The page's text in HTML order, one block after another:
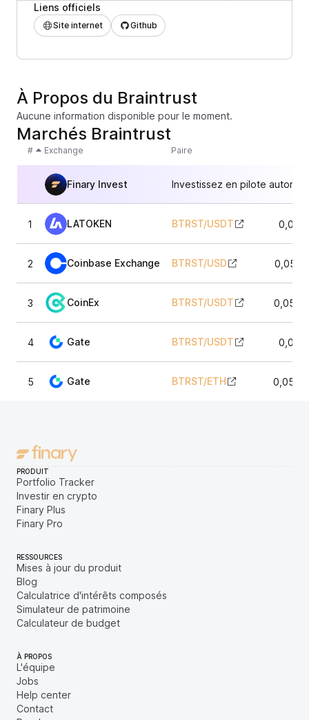
Liens officiels
Site internet Github
À Propos du Braintrust
Aucune information disponible pour le moment.
Marchés Braintrust
# Exchange Paire
Finary Invest Investissez en pilote
1 LATOKEN BTRST/USDT
2 Coinbase Exchange BTRST/USD
3 CoinEx BTRST/USDT
4 Gate BTRST/USDT
5 Gate BTRST/ETH
PRODUIT
Portfolio Tracker
Investir en crypto
Finary Plus
Finary Pro
RESSOURCES
Mises à jour du produit
Blog
Calculatrice d'intérêts composés
Simulateur de patrimoine
Calculateur de budget
À PROPOS
L'équipe
Jobs
Help center
Contact